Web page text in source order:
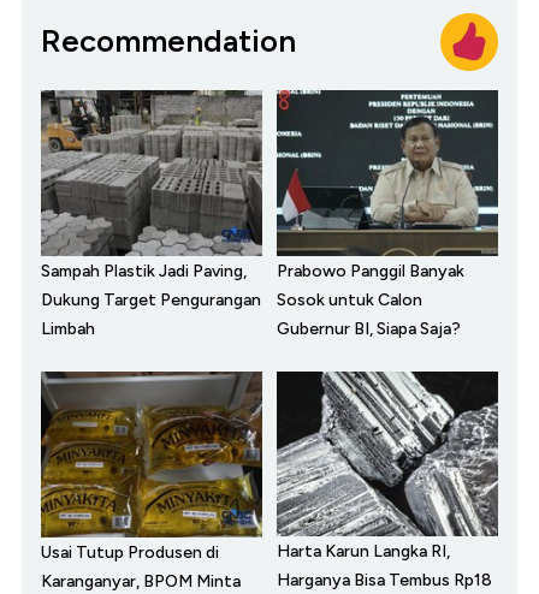
Recommendation
Sampah Plastik Jadi Paving,
Dukung Target Pengurangan
Limbah
Prabowo Panggil Banyak
Sosok untuk Calon
Gubernur BI, Siapa Saja?
Usai Tutup Produsen di
Karanganyar, BPOM Minta
Harta Karun Langka RI,
Harganya Bisa Tembus Rp18